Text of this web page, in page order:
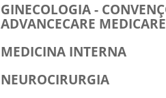
GINECOLOGIA -
ADVANCECARE MEDICARE
MEDICINA INTERNA
NEUROCIRURGIA